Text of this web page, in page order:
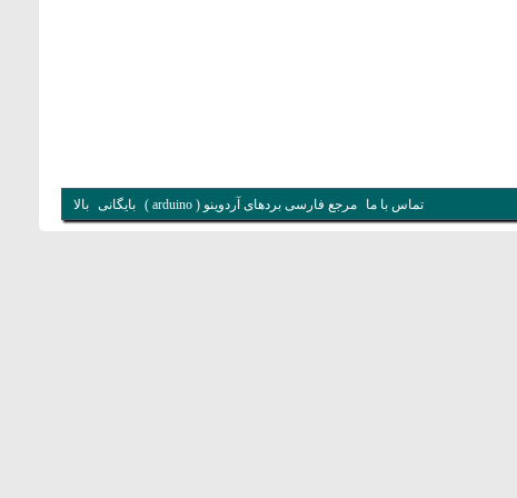
تماس با ما مرجع فارسی بردهای آردوینو ( arduino ) بایگانی بالا